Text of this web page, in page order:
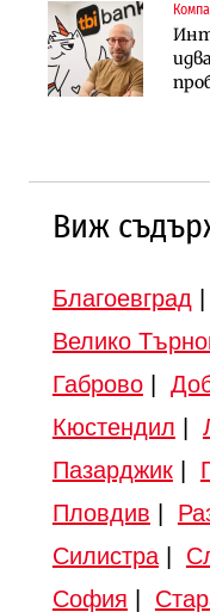
АПИ
Виж
Благоевград
Велико
Габрово|
Кюстендил
Пазарджик|
Пловдив
Силистра|
София